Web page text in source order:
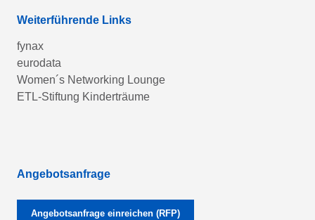
Weiterführende Links
fynax
eurodata
Women´s Networking Lounge
ETL-Stiftung Kinderträume
Angebotsanfrage
Angebotsanfrage einreichen (RFP)